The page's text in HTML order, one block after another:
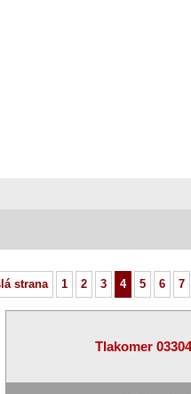
strana 1 2 3 4 5 6 7
Tlakomer